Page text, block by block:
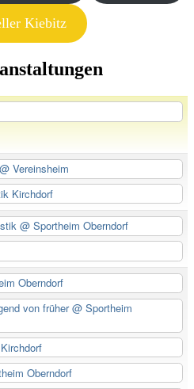
Kiebitz
@ Vereinsheim
Kirchdorf
@ Sportheim Oberndorf
Oberndorf
von früher@ Sportheim
Oberndorf